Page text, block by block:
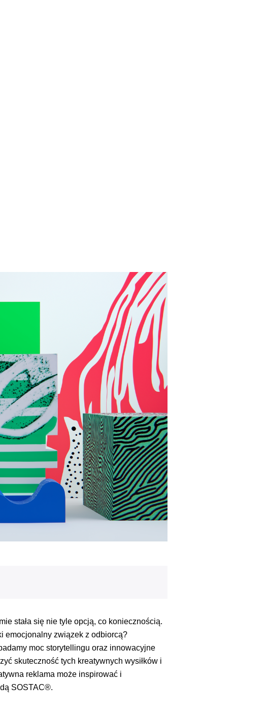
stała się nie tyle opcją, co koniecznością.
emocjonalny związek z odbiorcą?
moc storytellingu oraz innowacyjne
skuteczność tych kreatywnych wysiłków i
reklama może inspirować i
SOSTAC®.